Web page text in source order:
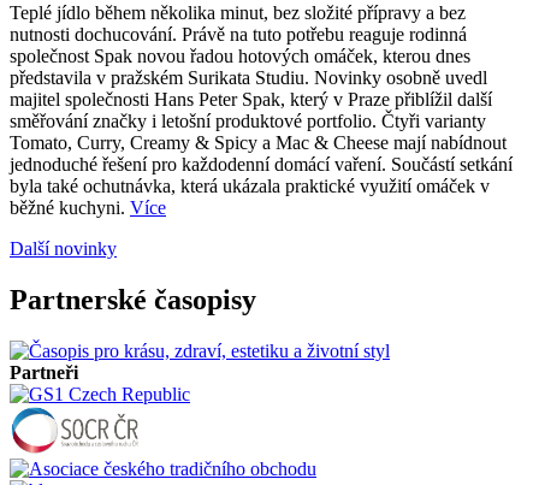
Teplé jídlo během několika minut, bez složité přípravy a bez
nutnosti dochucování. Právě na tuto potřebu reaguje rodinná
společnost Spak novou řadou hotových omáček, kterou dnes
představila v pražském Surikata Studiu. Novinky osobně uvedl
majitel společnosti Hans Peter Spak, který v Praze přiblížil další
směřování značky i letošní produktové portfolio. Čtyři varianty
Tomato, Curry, Creamy & Spicy a Mac & Cheese mají nabídnout
jednoduché řešení pro každodenní domácí vaření. Součástí setkání
byla také ochutnávka, která ukázala praktické využití omáček v
běžné kuchyni. Více
Další novinky
Partnerské časopisy
Partneři